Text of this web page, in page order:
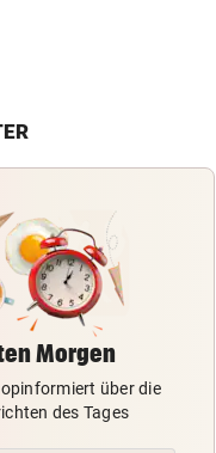
Morgen
über die
des Tages